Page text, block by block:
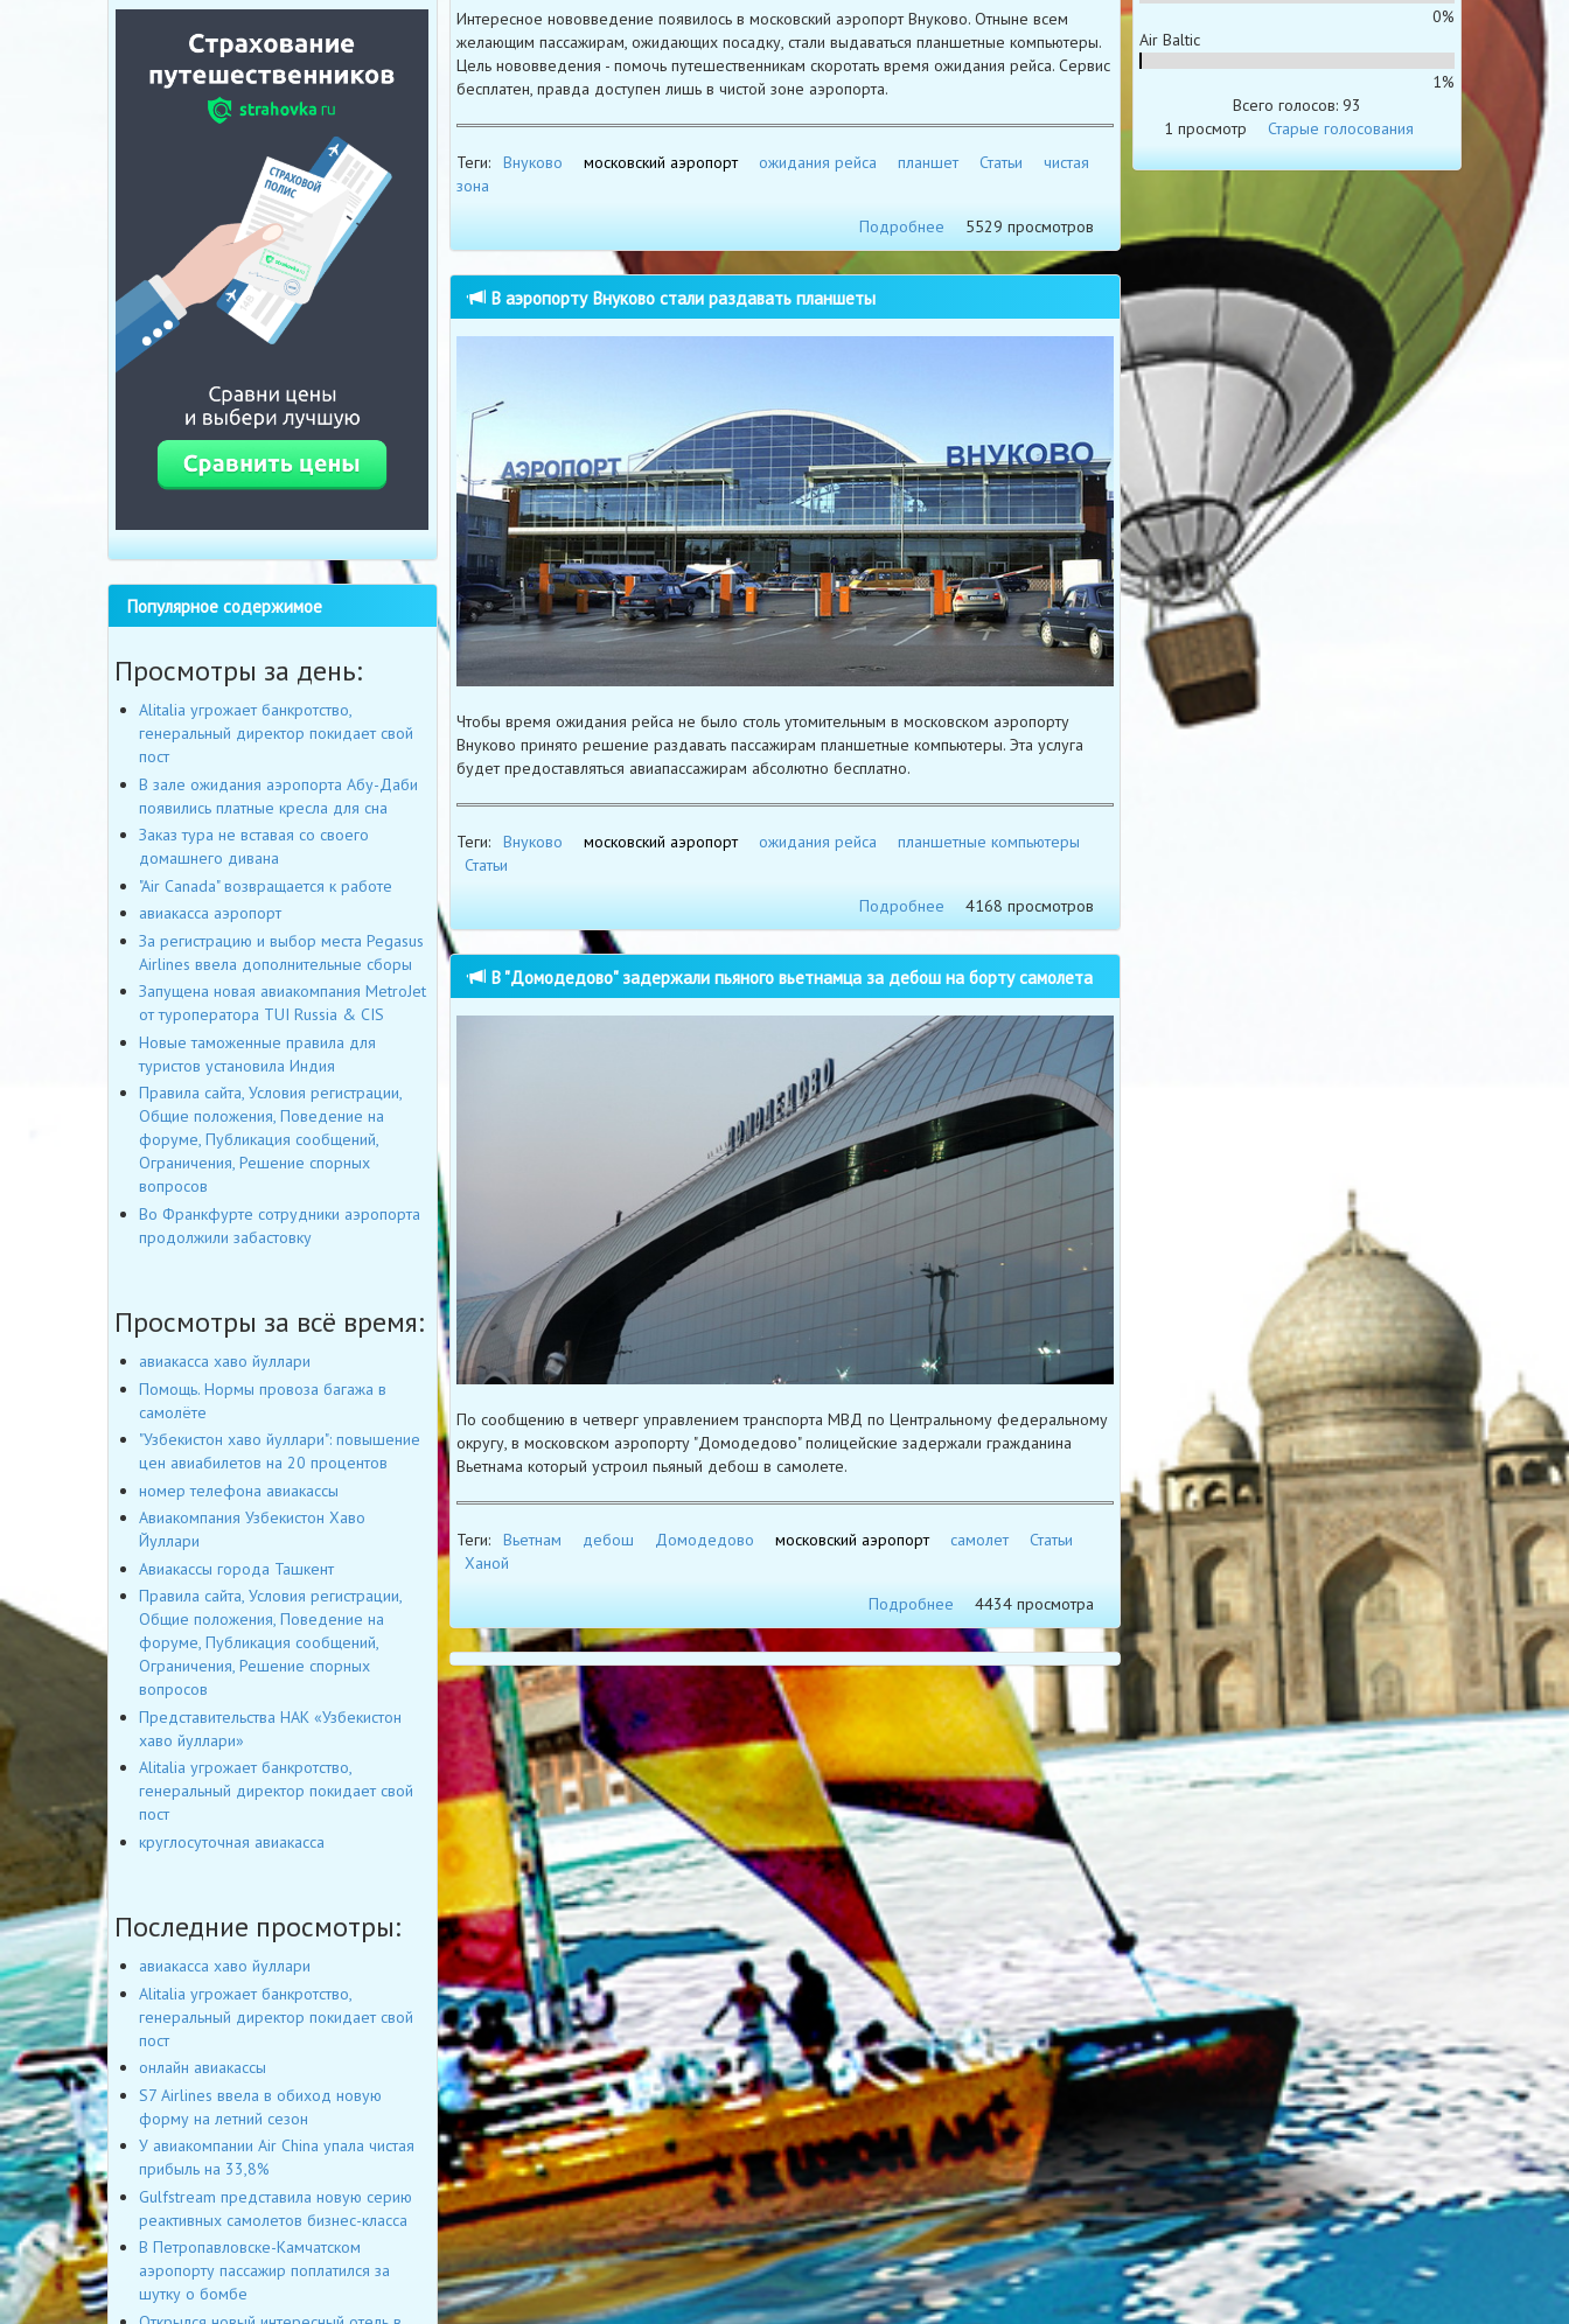
Интересное нововведение появилось в московский аэропорт Внуково. Отныне всем
желающим пассажирам, ожидающих посадку, стали выдаваться планшетные компьютеры.
Цель нововведения - помочь путешественникам скоротать время ожидания рейса. Сервис
бесплатен, правда доступен лишь в чистой зоне аэропорта.
Теги: Внуково московский аэропорт ожидания рейса планшет Статьи
чистая
зона
Подробнее
5529 просмотров
В аэропорту Внуково стали раздавать планшеты
Чтобы время ожидания рейса не было столь утомительным в московском аэропорту
Внуково принято решение раздавать пассажирам планшетные компьютеры. Эта услуга
будет предоставляться авиапассажирам абсолютно бесплатно.
Теги: Внуково московский аэропорт ожидания рейса
планшетные компьютеры
Статьи
Подробнее
4168 просмотров
В "Домодедово" задержали пьяного вьетнамца за дебош на борту самолета
По сообщению в четверг управлением транспорта МВД по Центральному федеральному
округу, в московском аэропорту "Домодедово" полицейские задержали гражданина
Вьетнама который устроил пьяный дебош в самолете.
Теги: Вьетнам дебош Домодедово московский аэропорт самолет
Статьи
Ханой
Подробнее
4434 просмотра
Популярное содержимое
Просмотры за день:
Alitalia угрожает банкротство,
генеральный директор покидает свой
пост
В зале ожидания аэропорта Абу-Даби
появились платные кресла для сна
Заказ тура не вставая со своего
домашнего дивана
"Air Canada" возвращается к работе
авиакасса аэропорт
За регистрацию и выбор места Pegasus
Airlines ввела дополнительные сборы
Запущена новая авиакомпания MetroJet
от туроператора TUI Russia & CIS
Новые таможенные правила для
туристов установила Индия
Правила сайта, Условия регистрации,
Общие положения, Поведение на
форуме, Публикация сообщений,
Ограничения, Решение спорных
вопросов
Во Франкфурте сотрудники аэропорта
продолжили забастовку
Просмотры за всё время:
авиакасса хаво йуллари
Помощь. Нормы провоза багажа в
самолёте
"Узбекистон хаво йуллари": повышение
цен авиабилетов на 20 процентов
номер телефона авиакассы
Авиакомпания Узбекистон Хаво
Йуллари
Авиакассы города Ташкент
Правила сайта, Условия регистрации,
Общие положения, Поведение на
форуме, Публикация сообщений,
Ограничения, Решение спорных
вопросов
Представительства НАК «Узбекистон
хаво йуллари»
Alitalia угрожает банкротство,
генеральный директор покидает свой
пост
круглосуточная авиакасса
Последние просмотры:
авиакасса хаво йуллари
Alitalia угрожает банкротство,
генеральный директор покидает свой
пост
онлайн авиакассы
S7 Airlines ввела в обиход новую
форму на летний сезон
У авиакомпании Air China упала чистая
прибыль на 33,8%
Gulfstream представила новую серию
реактивных самолетов бизнес-класса
В Петропавловске-Камчатском
аэропорту пассажир поплатился за
шутку о бомбе
0%
Air Baltic
1%
Всего голосов: 93
1 просмотр
Старые голосования